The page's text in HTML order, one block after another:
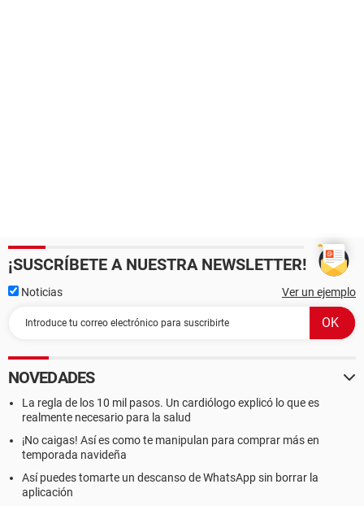
¡SUSCRÍBETE A NUESTRA NEWSLETTER!
Noticias Ver un ejemplo
NOVEDADES
La regla de los 10 mil pasos. Un cardiólogo explicó lo que es
realmente necesario para la salud
¡No caigas! Así es como te manipulan para comprar más en
temporada navideña
Así puedes tomarte un descanso de WhatsApp sin borrar la
aplicación